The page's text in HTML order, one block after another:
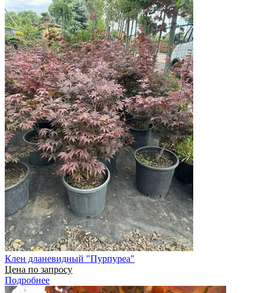
Клен дланевидный "Пурпуреа"
Цена по запросу
Подробнее